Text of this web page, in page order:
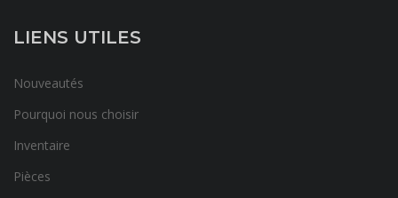
LIENS UTILES
Nouveautés
Pourquoi nous choisir
Inventaire
Pièces